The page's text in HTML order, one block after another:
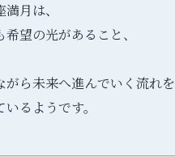
月は、
望の光があること、
がら未来へ進んでいく流れを
るようです。